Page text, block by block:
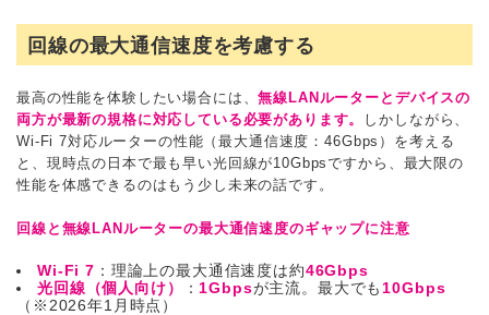
回線の最大通信速度を考慮する
最高の性能を体験したい場合には、無線LANルーターとデバイスの
両方が最新の規格に対応している必要があります。
しかしながら、
Wi-Fi 7対応ルーターの性能（最大通信速度：46Gbps）を考える
と、現時点の日本で最も早い光回線が10Gbpsですから、最大限の
性能を体感できるのはもう少し未来の話です。
回線と無線LANルーターの最大通信速度のギャップに注意
Wi-Fi 7 ：理論上の最大通信速度は約46Gbps
光回線（個人向け）
： 1Gbpsが主流。最大でも 10Gbps
（※2026年1月時点）